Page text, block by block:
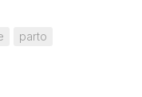
parto